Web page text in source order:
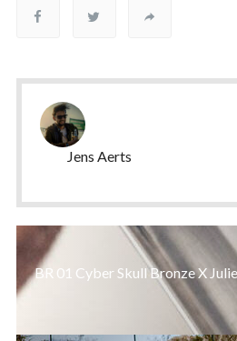
Jens Aerts
BR 01 Cyber Skull Bronze X